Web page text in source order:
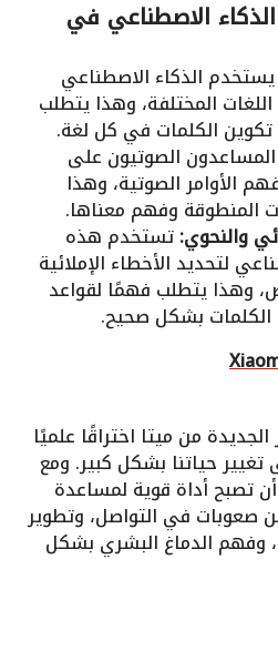
الاصطناعي في
يستخدم الذكاء الاصطناعي
المختلفة، وهذا يتطلب
الكلمات في كل لغة.
الصوتيون على
الأوامر الصوتية، وهذا
المنطوقة وفهم معناها.
والنحوي:تستخدم هذه
لتحديد الأخطاء الإملائية
وهذا يتطلب فهمًا لقواعد
الكلمات بشكل صحيح.
من ميتا اختراقًا علميًا
تغيير حياتنا بشكل كبير. ومع
تصبح أداة قوية لمساعدة
صعوبات في التواصل، وتطوير
وفهم الدماغ البشري بشكل